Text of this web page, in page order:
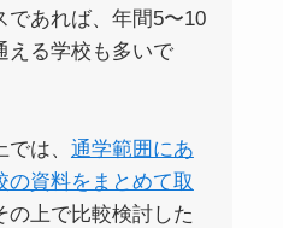
であれば、年間5〜10
える学校も多いで
は、 通学範囲にあ
の資料をまとめて取
の上で比較検討した